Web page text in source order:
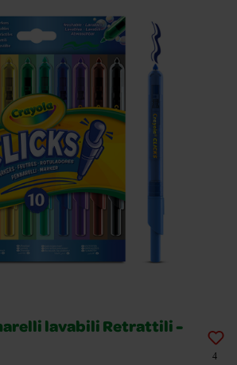
lavabili Retrattili -
4